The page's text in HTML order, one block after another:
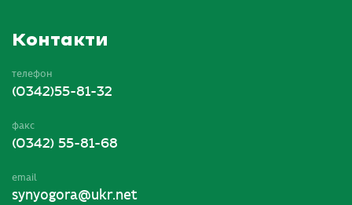
Контакти
телефон
(0342)55-81-32
факс
(0342) 55-81-68
email
synyogora@ukr.net